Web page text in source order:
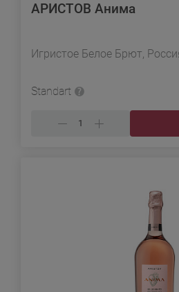
АРИСТОВ Анима
Игристое Белое Брют,
Standart